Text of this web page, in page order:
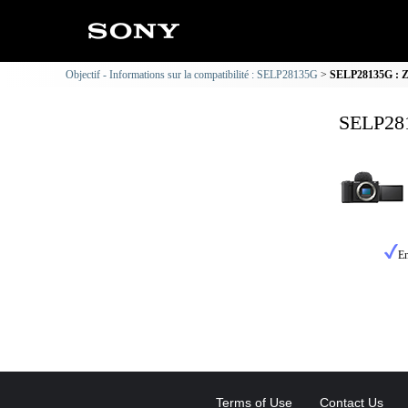
Objectif - Informations sur la compatibilité : SELP28135G SELP28135G :
Terms of Use Contact Us